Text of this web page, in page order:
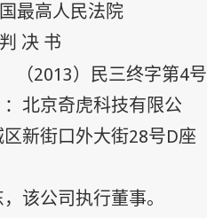
最高人民法院
决 书
（2013）民三终字第4号
：北京奇虎科技有限公
新街口外大街28号D座
该公司执行董事。